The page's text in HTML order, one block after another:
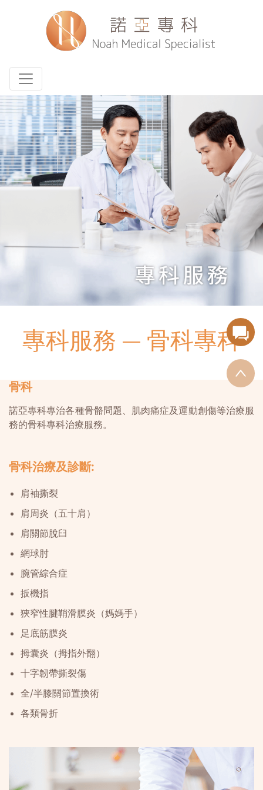
Toggle navigation
專科服務 骨科專科
骨科
諾亞專科專治各種骨骼問題、肌肉痛症及運動創傷等治療服
務的骨科專科治療服務。
骨科治療及診斷:
肩袖撕裂
肩周炎（五十肩）
肩關節脫臼
網球肘
腕管綜合症
扳機指
狹窄性腱鞘滑膜炎（媽媽手）
足底筋膜炎
拇囊炎（拇指外翻）
十字韌帶撕裂傷
全/半膝關節置換術
各類骨折